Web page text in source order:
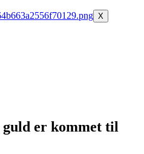
X
er kommet til